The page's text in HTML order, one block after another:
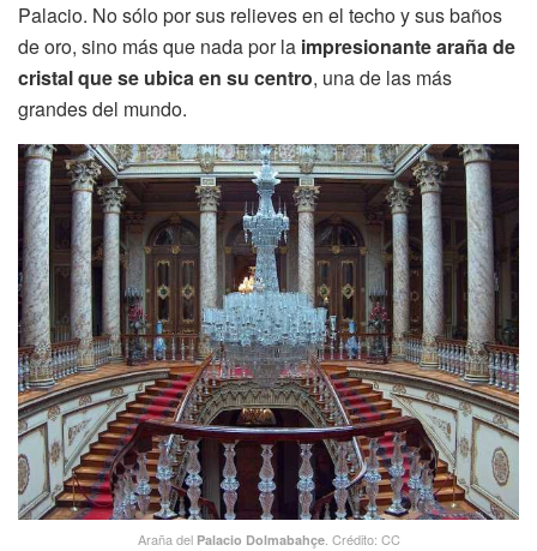
Palacio. No sólo por sus relieves en el techo y sus baños
de oro, sino más que nada por la impresionante araña de
cristal que se ubica en su centro, una de las más
grandes del mundo.
Araña del Palacio Dolmabahçe. Crédito: CC